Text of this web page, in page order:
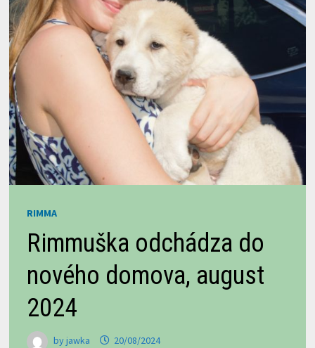
RIMMA
Rimmuška odchádza do
nového domova, august
2024
byjawka 20/08/2024